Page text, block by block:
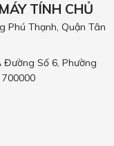
TÍNH CHỦ
Phú Thạnh, Quận Tân
Đường Số 6, Phường